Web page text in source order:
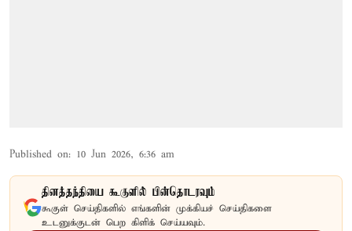
Published on: 10 Jun 2026, 6:36 am
தினத்தந்தியை கூகுளில் பின்தொடரவும்
கூகுள் செய்திகளில் எங்களின் முக்கியச் செய்திகளை
உடனுக்குடன் பெற கிளிக் செய்யவும்.